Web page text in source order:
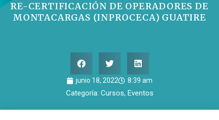
RE-CERTIFICACIÓN DE OPERADORES DE
MONTACARGAS (INPROCECA) GUATIRE
junio 18, 2022 8:39 am
Categoría: Cursos, Eventos